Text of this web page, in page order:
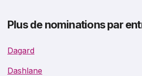
Plus de nominations par
Dagard
Dashlane